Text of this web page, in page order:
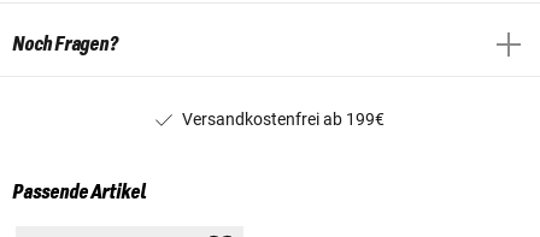
Noch Fragen?
Versandkostenfrei ab 199€
Passende Artikel